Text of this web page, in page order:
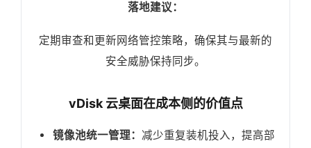
落地建议：
定期审查和更新网络管控策略，确保其与最新的
安全威胁保持同步。
vDisk 云桌面在成本侧的价值点
镜像池统一管理： 减少重复装机投入，提高部